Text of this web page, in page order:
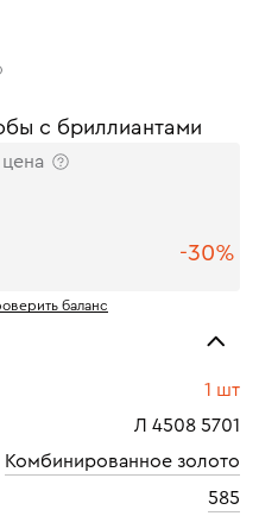
с бриллиантами
-30%
баланс
1 шт
Л 4508 5701
Комбинированное золото
585